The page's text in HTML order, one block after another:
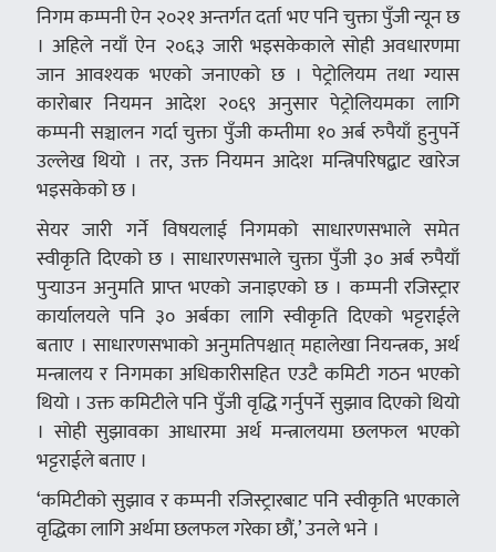
निगम कम्पनी ऐन २०२१ अन्तर्गत दर्ता भए पनि चुक्ता पुँजी न्यून छ
। अहिले नयाँ ऐन २०६३ जारी भइसकेकाले सोही अवधारणमा
जान आवश्यक भएको जनाएको छ । पेट्रोलियम तथा ग्यास
कारोबार नियमन आदेश २०६९ अनुसार पेट्रोलियमका लागि
कम्पनी सञ्चालन गर्दा चुक्ता पुँजी कम्तीमा १० अर्ब रुपैयाँ हुनुपर्ने
उल्लेख थियो । तर, उक्त नियमन आदेश मन्त्रिपरिषद्बाट खारेज
भइसकेको छ ।
सेयर जारी गर्ने विषयलाई निगमको साधारणसभाले समेत
स्वीकृति दिएको छ । साधारणसभाले चुक्ता पुँजी ३० अर्ब रुपैयाँ
पुर्‍याउन अनुमति प्राप्त भएको जनाइएको छ । कम्पनी रजिस्ट्रार
कार्यालयले पनि ३० अर्बका लागि स्वीकृति दिएको भट्टराईले
बताए । साधारणसभाको अनुमतिपश्चात् महालेखा नियन्त्रक, अर्थ
मन्त्रालय र निगमका अधिकारीसहित एउटै कमिटी गठन भएको
थियो । उक्त कमिटीले पनि पुँजी वृद्धि गर्नुपर्ने सुझाव दिएको थियो
। सोही सुझावका आधारमा अर्थ मन्त्रालयमा छलफल भएको
भट्टराईले बताए ।
‘कमिटीको सुझाव र कम्पनी रजिस्ट्रारबाट पनि स्वीकृति भएकाले
वृद्धिका लागि अर्थमा छलफल गरेका छौं,’ उनले भने ।